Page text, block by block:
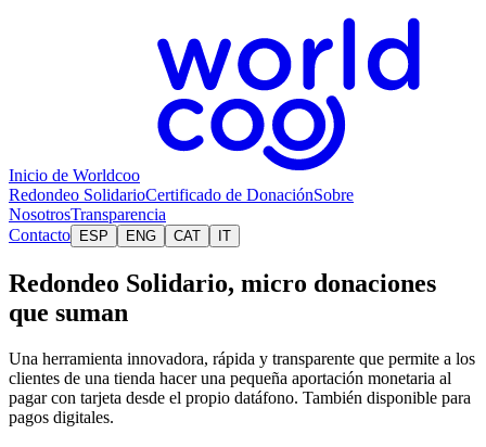
Inicio de Worldcoo
Redondeo SolidarioCertificado de DonaciónSobre
NosotrosTransparencia
Contacto
ESP ENG CAT IT
Redondeo Solidario, micro donaciones
que suman
Una herramienta innovadora, rápida y transparente que permite a los
clientes de una tienda hacer una pequeña aportación monetaria al
pagar con tarjeta desde el propio datáfono. También disponible para
pagos digitales.